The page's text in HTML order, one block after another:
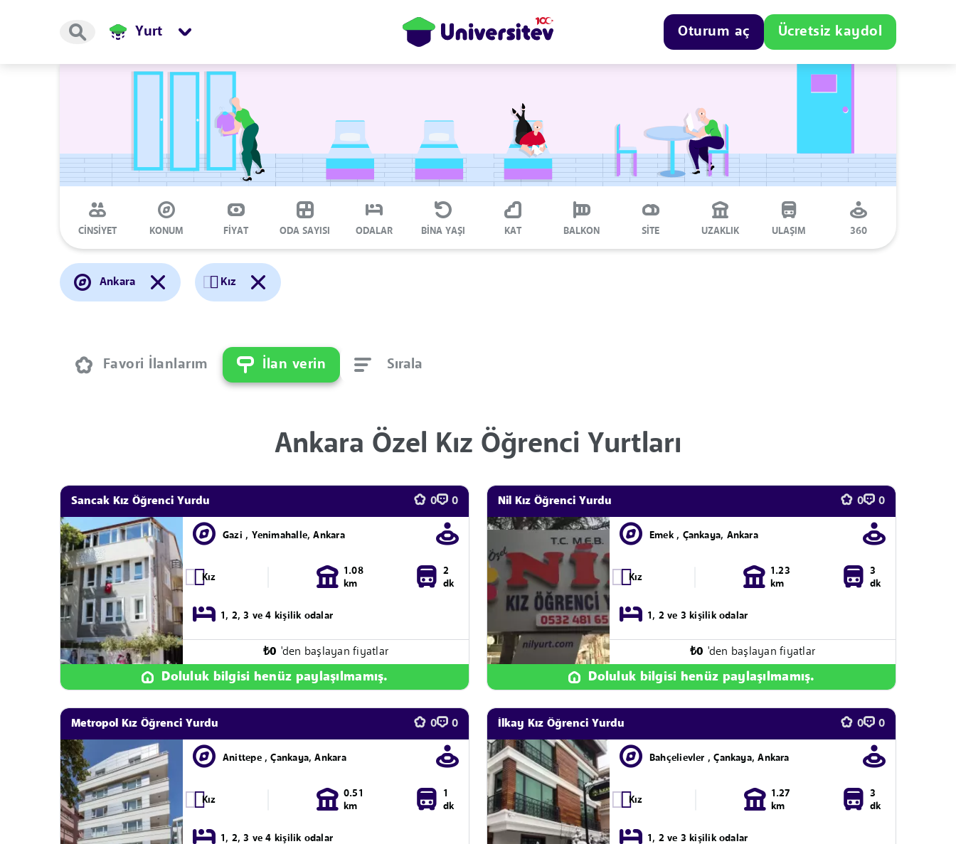
Yurt Oturum aç Ücretsiz kaydol
CİNSİYET KONUM FİYAT ODA SAYISI ODALAR BİNA YAŞI KAT BALKON SİTE UZAKLIK ULAŞIM 360
Ankara Kız
Favori İlanlarım İlan verin Sırala
Ankara Özel Kız Öğrenci Yurtları
Sancak Kız Öğrenci Yurdu 0 0
Gazi , Yenimahalle, Ankara
Kız
1.08
km
2
dk
1, 2, 3 ve 4 kişilik odalar
₺0 'den başlayan fiyatlar
Doluluk bilgisi henüz paylaşılmamış.
Nil Kız Öğrenci Yurdu 0 0
Emek , Çankaya, Ankara
Kız
1.23
km
3
dk
1, 2 ve 3 kişilik odalar
₺0 'den başlayan fiyatlar
Doluluk bilgisi henüz paylaşılmamış.
Metropol Kız Öğrenci Yurdu 0 0
Anittepe , Çankaya, Ankara
Kız
0.51
km
1
dk
1, 2, 3 ve 4 kişilik odalar
İlkay Kız Öğrenci Yurdu 0 0
Bahçelievler , Çankaya, Ankara
Kız
1.27
km
3
dk
1, 2 ve 3 kişilik odalar